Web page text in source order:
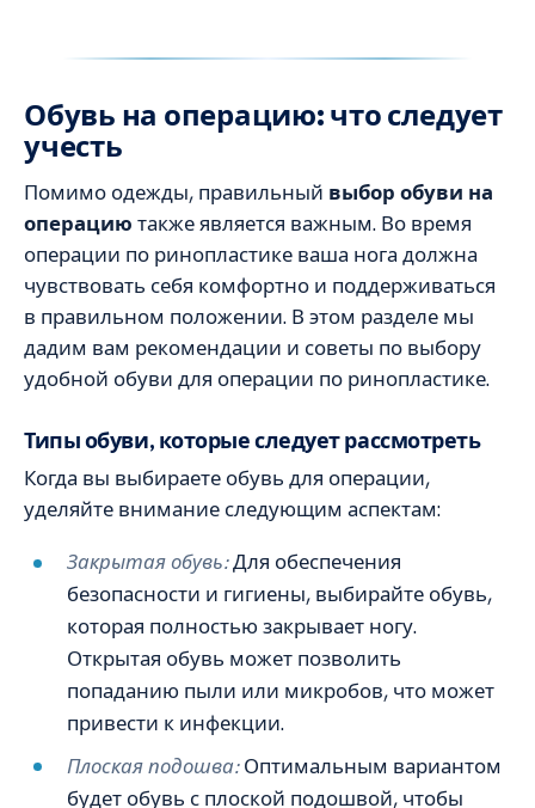
Обувь на операцию: что следует
учесть
Помимо одежды, правильный выбор обуви на
операцию также является важным. Во время
операции по ринопластике ваша нога должна
чувствовать себя комфортно и поддерживаться
в правильном положении. В этом разделе мы
дадим вам рекомендации и советы по выбору
удобной обуви для операции по ринопластике.
Типы обуви, которые следует рассмотреть
Когда вы выбираете обувь для операции,
уделяйте внимание следующим аспектам:
Закрытая обувь:Для обеспечения
безопасности и гигиены, выбирайте обувь,
которая полностью закрывает ногу.
Открытая обувь может позволить
попаданию пыли или микробов, что может
привести к инфекции.
Плоская подошва:Оптимальным вариантом
будет обувь с плоской подошвой, чтобы